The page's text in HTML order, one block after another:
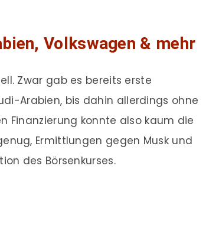
Volkswagen & mehr
Zwar gab es bereits erste
Arabien, bis dahin allerdings ohne
Finanzierung konnte also kaum die
Ermittlungen gegen Musk und
des Börsenkurses.